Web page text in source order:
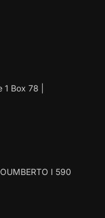
Box 78 |
I 590